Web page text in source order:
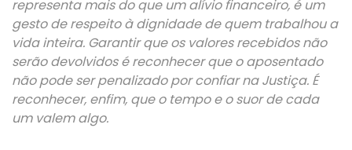
representa mais do que um alívio financeiro, é um
gesto de respeito à dignidade de quem trabalhou a
vida inteira. Garantir que os valores recebidos não
serão devolvidos é reconhecer que o aposentado
não pode ser penalizado por confiar na Justiça. É
reconhecer, enfim, que o tempo e o suor de cada
um valem algo.